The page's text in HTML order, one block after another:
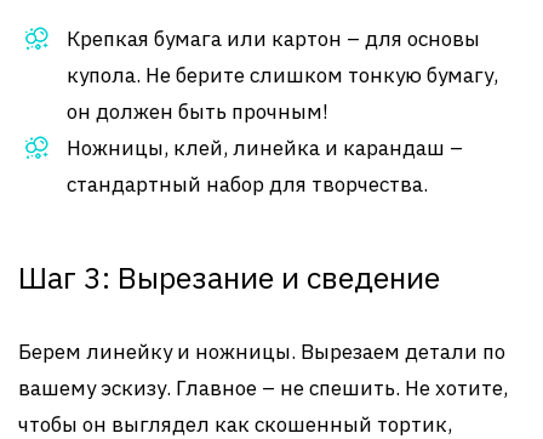
Крепкая бумага или картон – для основы
купола. Не берите слишком тонкую бумагу,
он должен быть прочным!
Ножницы, клей, линейка и карандаш –
стандартный набор для творчества.
Шаг 3: Вырезание и сведение
Берем линейку и ножницы. Вырезаем детали по
вашему эскизу. Главное – не спешить. Не хотите,
чтобы он выглядел как скошенный тортик,